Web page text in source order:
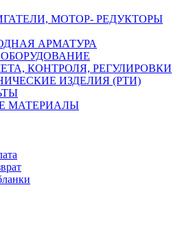
МОТОР- РЕДУКТОРЫ
АРМАТУРА
КОНТРОЛЯ, РЕГУЛИРОВКИ
ИЗДЕЛИЯ (РТИ)
МАТЕРИАЛЫ